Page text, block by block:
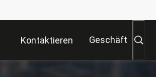
Kontaktieren Geschäft